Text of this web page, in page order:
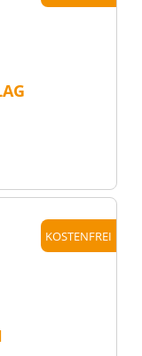
KOSTENFREI